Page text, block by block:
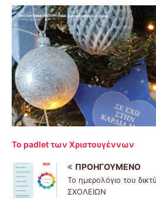
Το padlet των Χριστουγέννων
ΠΡΟΗΓΟΎΜΕΝΟ
Το ημερολόγιο του
ΣΧΟΛΕΙΩΝ